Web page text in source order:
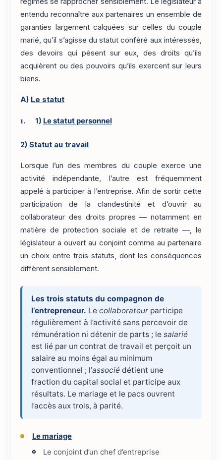
entendu reconnaître aux partenaires un ensemble de
garanties largement calquées sur celles du couple
marié, qu’il s’agisse du statut conféré aux intéressés,
des devoirs qui pèsent sur eux, des droits qu’ils
acquièrent ou des pouvoirs qu’ils exercent sur leurs
biens.
A) Le statut
1) Le statut personnel
2) Statut au travail
Lorsque l’un des membres du couple exerce une
activité indépendante, l’autre est fréquemment
appelé à participer à l’entreprise. Afin de sortir cette
participation de la clandestinité et d’ouvrir au
collaborateur des droits propres — notamment en
matière de protection sociale et de retraite —, le
législateur a ouvert au conjoint comme au partenaire
un choix entre trois statuts, dont les conséquences
diffèrent sensiblement.
Les trois statuts du compagnon de
l’entrepreneur. Le collaborateur participe
régulièrement à l’activité sans percevoir de
rémunération ni détenir de parts ; le salarié
est lié par un contrat de travail et perçoit un
salaire au moins égal au minimum
conventionnel ; l’associé détient une
fraction du capital social et participe aux
résultats. Le mariage et le pacs ouvrent
l’accès aux trois, à parité.
Le mariage
Le conjoint d’un chef d’entreprise